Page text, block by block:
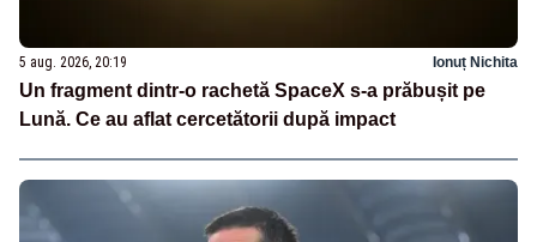
5 aug. 2026, 20:19 Ionuț Nichita
Un fragment dintr-o rachetă SpaceX s-a prăbușit pe
Lună. Ce au aflat cercetătorii după impact